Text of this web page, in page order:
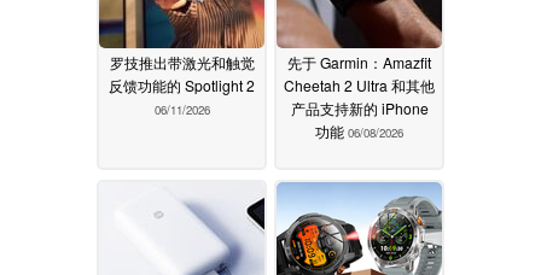
罗技推出带激光和触觉
反馈功能的 Spotlight 2
06/11/2026
先于 Garmin：Amazfit
Cheetah 2 Ultra 和其他
产品支持新的 iPhone
功能 06/08/2026